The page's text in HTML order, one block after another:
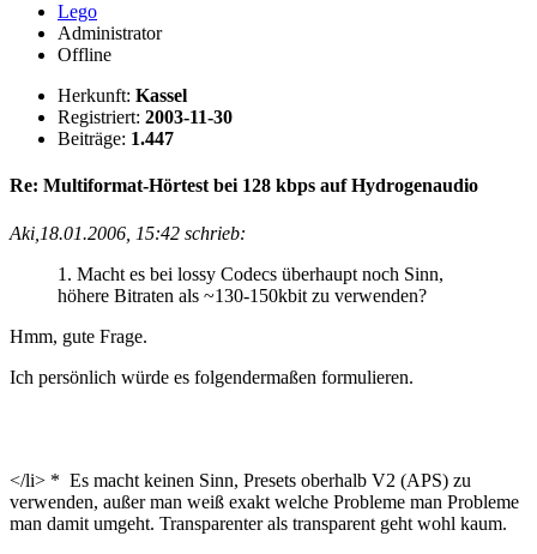
Lego
Administrator
Offline
Herkunft: Kassel
Registriert: 2003-11-30
Beiträge: 1.447
Re: Multiformat-Hörtest bei 128 kbps auf Hydrogenaudio
Aki,18.01.2006, 15:42 schrieb:
1. Macht es bei lossy Codecs überhaupt noch Sinn,
höhere Bitraten als ~130-150kbit zu verwenden?
Hmm, gute Frage.
Ich persönlich würde es folgendermaßen formulieren.
</li> * Es macht keinen Sinn, Presets oberhalb V2 (APS) zu
verwenden, außer man weiß exakt welche Probleme man Probleme
man damit umgeht. Transparenter als transparent geht wohl kaum.